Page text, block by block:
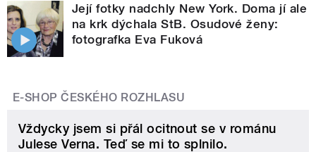
Její fotky nadchly New York. Doma jí ale
na krk dýchala StB. Osudové ženy:
fotografka Eva Fuková
E-SHOP ČESKÉHO ROZHLASU
Vždycky jsem si přál ocitnout se v románu
Julese Verna. Teď se mi to splnilo.